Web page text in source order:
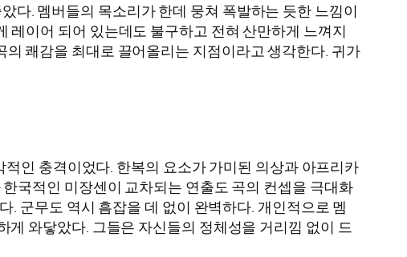
다. 멤버들의 목소리가 한데 뭉쳐 폭발하는 듯한 느낌이
레이어 되어 있는데도 불구하고 전혀 산만하게 느껴지
의 쾌감을 최대로 끌어올리는 지점이라고 생각한다. 귀가
인 충격이었다. 한복의 요소가 가미된 의상과 아프리카
국적인 미장센이 교차되는 연출도 곡의 컨셉을 극대화
. 군무도 역시 흠잡을 데 없이 완벽하다. 개인적으로 멤
게 와닿았다. 그들은 자신들의 정체성을 거리낌 없이 드